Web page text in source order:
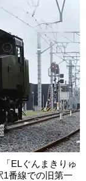
ELぐんまきりゅ
1番線での旧第一